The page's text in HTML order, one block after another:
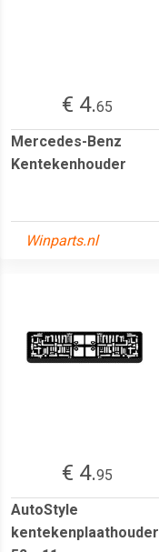
€ 4.65
Mercedes-Benz
Kentekenhouder
Winparts.nl
€ 4.95
AutoStyle
kentekenplaathouder